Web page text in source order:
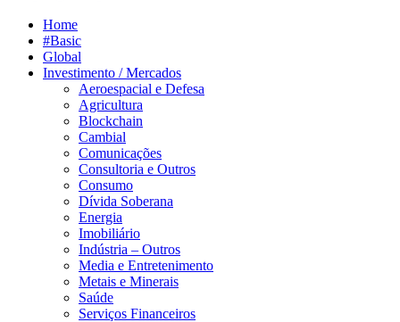
Home
#Basic
Global
Investimento / Mercados
Aeroespacial e Defesa
Agricultura
Blockchain
Cambial
Comunicações
Consultoria e Outros
Consumo
Dívida Soberana
Energia
Imobiliário
Indústria – Outros
Media e Entretenimento
Metais e Minerais
Saúde
Serviços Financeiros